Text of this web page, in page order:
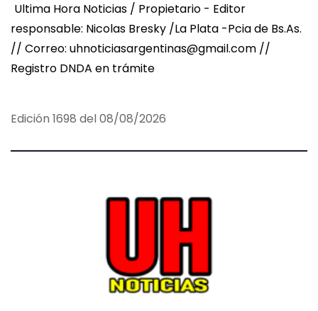
Ultima Hora Noticias / Propietario - Editor
responsable: Nicolas Bresky /La Plata -Pcia de Bs.As.
// Correo: uhnoticiasargentinas@gmail.com //
Registro DNDA en trámite
Edición 1698 del 08/08/2026